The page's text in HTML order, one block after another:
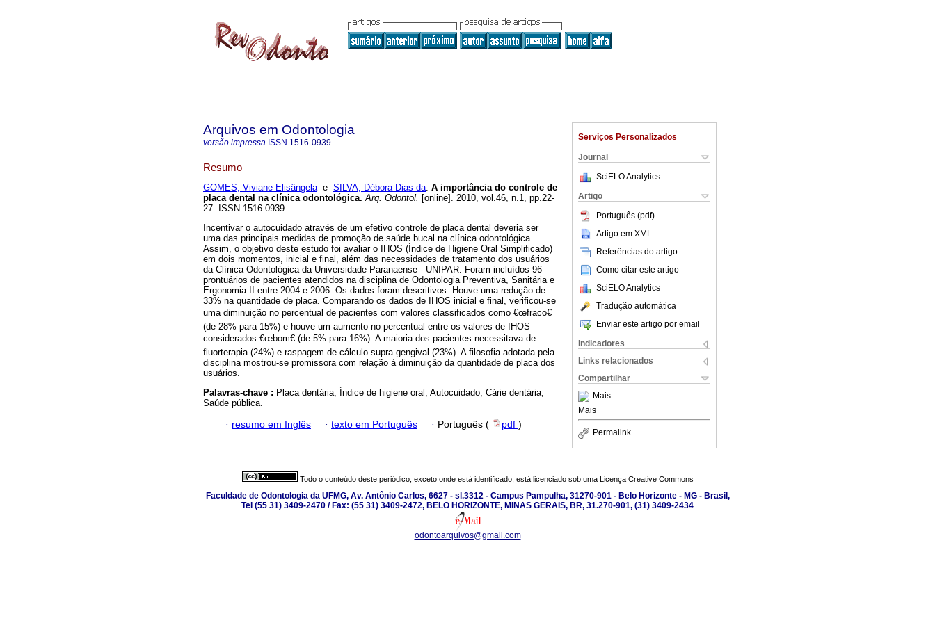
Serviços Personalizados
Journal
SciELO Analytics
Artigo
Português (pdf)
Artigo em XML
Referências do artigo
Como citar este artigo
SciELO Analytics
Tradução automática
Enviar este artigo por email
Indicadores
Links relacionados
Compartilhar
Mais
Mais
Permalink
Arquivos em Odontologia
versão impressa ISSN 1516-0939
Resumo
GOMES, Viviane Elisângelae SILVA, Débora Dias da. A importância do controle de
placa dental na clínica odontológica. Arq. Odontol. [online]. 2010, vol.46, n.1, pp.22-
27. ISSN 1516-0939.
Incentivar o autocuidado através de um efetivo controle de placa dental deveria ser
uma das principais medidas de promoção de saúde bucal na clínica odontológica.
Assim, o objetivo deste estudo foi avaliar o IHOS (Índice de Higiene Oral Simplificado)
em dois momentos, inicial e final, além das necessidades de tratamento dos usuários
da Clínica Odontológica da Universidade Paranaense - UNIPAR. Foram incluídos 96
prontuários de pacientes atendidos na disciplina de Odontologia Preventiva, Sanitária e
Ergonomia II entre 2004 e 2006. Os dados foram descritivos. Houve uma redução de
33% na quantidade de placa. Comparando os dados de IHOS inicial e final, verificou-se
uma diminuição no percentual de pacientes com valores classificados como €œfraco€
(de 28% para 15%) e houve um aumento no percentual entre os valores de IHOS
considerados €œbom€ (de 5% para 16%). A maioria dos pacientes necessitava de
fluorterapia (24%) e raspagem de cálculo supra gengival (23%). A filosofia adotada pela
disciplina mostrou-se promissora com relação à diminuição da quantidade de placa dos
usuários.
Palavras-chave : Placa dentária; Índice de higiene oral; Autocuidado; Cárie dentária;
Saúde pública.
· resumo em Inglês · texto em Português · Português ( pdf )
Todo o conteúdo deste periódico, exceto onde está identificado, está licenciado sob uma Licença Creative Commons
Faculdade de Odontologia da UFMG, Av. Antônio Carlos, 6627 - sl.3312 - Campus Pampulha, 31270-901 - Belo Horizonte - MG - Brasil,
Tel (55 31) 3409-2470 / Fax: (55 31) 3409-2472, BELO HORIZONTE, MINAS GERAIS, BR, 31.270-901, (31) 3409-2434
odontoarquivos@gmail.com